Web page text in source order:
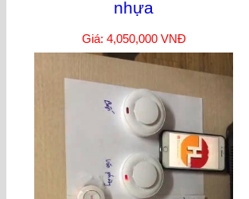
nhựa
Giá: 4,050,000 VNĐ